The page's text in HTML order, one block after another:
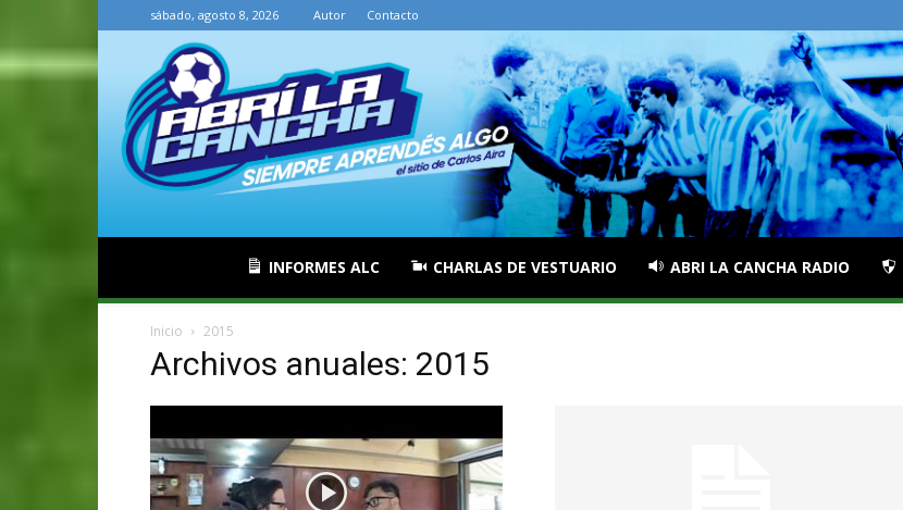
sábado, agosto 8, 2026 Autor Contacto
INFORMES ALC CHARLAS DE VESTUARIO ABRI LA CANCHA RADIO
Inicio 2015
Archivos anuales: 2015